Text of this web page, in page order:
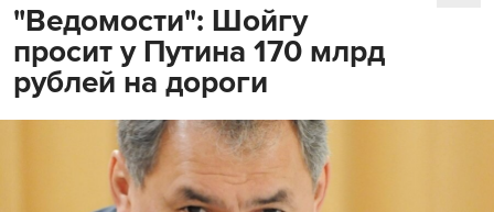
"Ведомости": Шойгу
просит у Путина 170 млрд
рублей на дороги